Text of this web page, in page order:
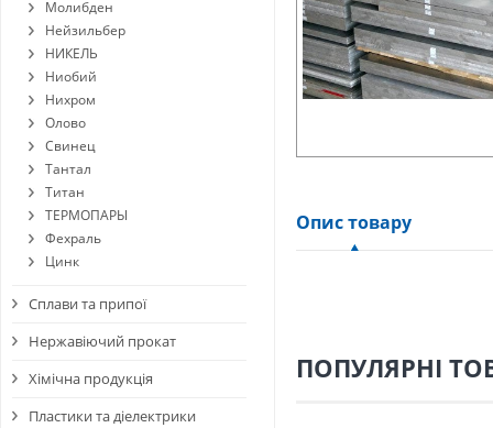
Опис товару
ПОПУЛЯРНІ
Молибден
Нейзильбер
НИКЕЛЬ
Ниобий
Нихром
Олово
Свинец
Тантал
Титан
ТЕРМОПАРЫ
Фехраль
Цинк
Сплави та припої
Нержавіючий прокат
Хімічна продукція
Пластики та діелектрики